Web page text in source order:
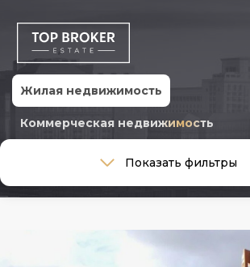
Жилая недвижимость
Коммерческая недвижимость
Тип сделки
Показать фильтры